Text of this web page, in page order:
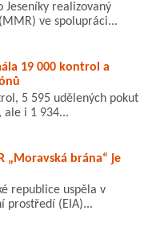
realizovaný
ve spolupráci...
19 000 kontrol a
5 595 udělených pokut
ale i 1 934...
„Moravská brána“ je
republice uspěla v
prostředí (EIA)...